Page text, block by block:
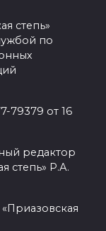
степь»
по
79379 от 16
редактор
степь» Р.А.